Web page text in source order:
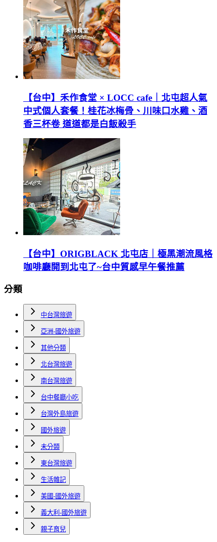
【台中】禾作食堂 × LOCC cafe｜北屯超人氣
中式個人套餐！桂花冰梅骨、川味口水雞、酒
香三杯卷 道道都是白飯殺手
【台中】ORIGBLACK 北屯店｜極黑潮流風格
咖啡廳開到北屯了~台中質感早午餐推薦
分類
中台灣旅遊
亞洲-國外旅遊
其他分類
北台灣旅遊
南台灣旅遊
台中餐廳小吃
台灣外島旅遊
國外旅遊
未分類
東台灣旅遊
生活雜記
美國-國外旅遊
義大利-國外旅遊
親子育兒